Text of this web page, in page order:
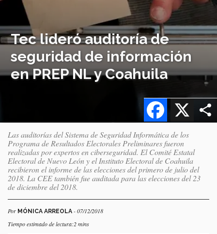
Tec lideró auditoría de
seguridad de información
en PREP NL y Coahuila
X
Facebook
Las auditorías del Sistema de Seguridad Informática de los
Programa de Resultados Electorales Preliminares fueron
realizadas por expertos en ciberseguridad. El Comité Estatal
Electoral de Nuevo León y el Instituto Electoral de Coahuila
recibieron el informe de las elecciones del primero de julio del
2018. La CEE también fue auditada para las elecciones del 23
de diciembre del 2018.
Por MÓNICA ARREOLA - 07/12/2018
Tiempo estimado de lectura:2 mins